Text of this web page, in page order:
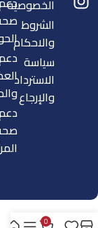
الخصوصية
الشروط
والاحكام
سياسة
الاسترداد
والإرجاع
0